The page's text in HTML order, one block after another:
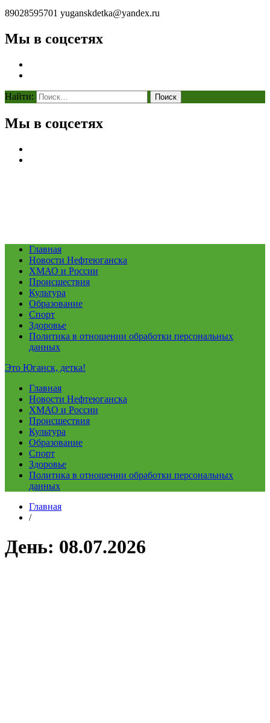
89028595701 yuganskdetka@yandex.ru
Мы в соцсетях
Найти:
Мы в соцсетях
Главная
Новости Нефтеюганска
ХМАО и России
Происшествия
Культура
Образование
Спорт
Здоровье
Политика в отношении обработки персональных
данных
Это Юганск, детка!
Главная
Новости Нефтеюганска
ХМАО и России
Происшествия
Культура
Образование
Спорт
Здоровье
Политика в отношении обработки персональных
данных
Главная
/
День: 08.07.2026